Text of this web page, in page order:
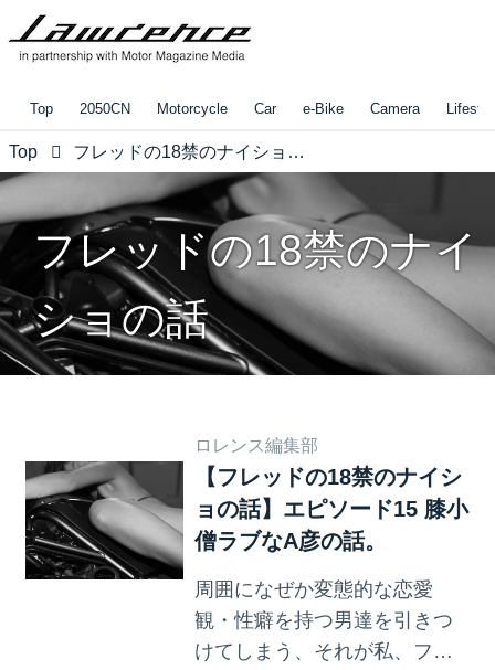
Top 2050CN Motorcycle Car e-Bike Camera
Top フレッドの18禁のナイショの話
フレッドの18禁のナイ
ショの話
ロレンス編集部
【フレッドの18禁のナイシ
ョの話】エピソード15 膝小
僧ラブなA彦の話。
周囲になぜか変態的な恋愛
観・性癖を持つ男達を引きつ
けてしまう、それが私、フレ